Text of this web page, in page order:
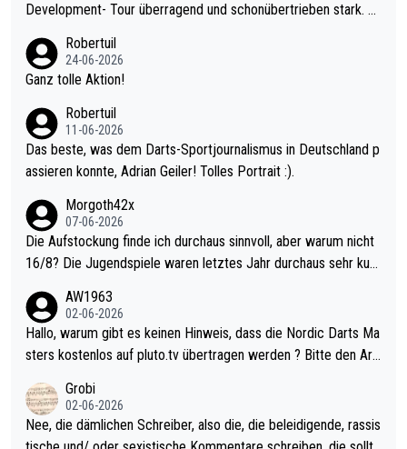
Development- Tour überragend und schonübertrieben stark. U
mal 40+ erst recht. Da gewinnst keinen Blumentopf - ist ja noc
h krasser wie ein Pokalspiel eines Kreisligisten vs einem Bund
Robertuil
24-06-2026
Ganz tolle Aktion!
Robertuil
11-06-2026
Das beste, was dem Darts-Sportjournalismus in Deutschland p
assieren konnte, Adrian Geiler! Tolles Portrait :).
Morgoth42x
07-06-2026
Die Aufstockung finde ich durchaus sinnvoll, aber warum nicht
16/8? Die Jugendspiele waren letztes Jahr durchaus sehr kurz
Allerdings ist Mitchell Lawrie als Nummer 1 der Welt eh qualifi
ziert. Somit ändert die automatische Qualifikation des Weltmei
sters erstmal nichts. Ich denke sie wollen damit für nächstes J
ohl wenig WDF Turniere spielen. Dies war bei Archie Self letzt
es Jahr der Fall. Er musste als amtierender Weltmeister durch
den Qualifier und ich glaube kaum, dass Mitchel sich das (in Ve
AW1963
02-06-2026
Hallo, warum gibt es keinen Hinweis, dass die Nordic Darts Ma
sters kostenlos auf pluto.tv übertragen werden ? Bitte den Arti
Grobi
02-06-2026
Nee, die dämlichen Schreiber, also die, die beleidigende, rassis